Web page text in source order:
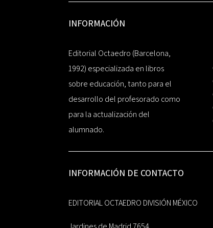
INFORMACIÓN
Editorial Octaedro (Barcelona,
1992) especializada en libros
sobre educación, tanto para el
desarrollo del profesorado como
para la actualización del
alumnado.
INFORMACIÓN DE CONTACTO
EDITORIAL OCTAEDRO DIVISIÓN MÉXICO